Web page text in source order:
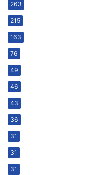
263
215
163
76
49
46
43
36
31
31
31